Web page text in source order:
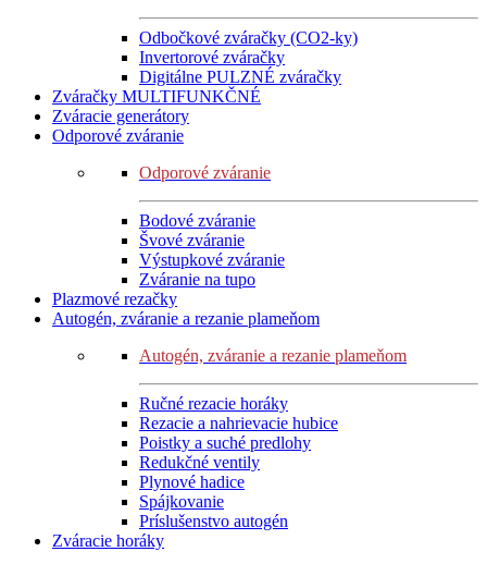
Odbočkové zváračky (CO2-ky)
Invertorové zváračky
Digitálne PULZNÉ zváračky
Zváračky MULTIFUNKČNÉ
Zváracie generátory
Odporové zváranie
Odporové zváranie
Bodové zváranie
Švové zváranie
Výstupkové zváranie
Zváranie na tupo
Plazmové rezačky
Autogén, zváranie a rezanie plameňom
Autogén, zváranie a rezanie plameňom
Ručné rezacie horáky
Rezacie a nahrievacie hubice
Poistky a suché predlohy
Redukčné ventily
Plynové hadice
Spájkovanie
Príslušenstvo autogén
Zváracie horáky